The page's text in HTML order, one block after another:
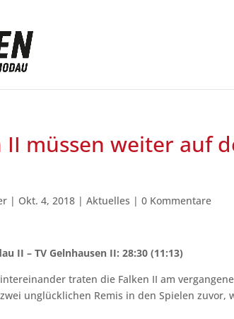
II müssen weiter auf
| Okt. 4, 2018 |Aktuelles |0 Kommentare
II – TV Gelnhausen II: 28:30 (11:13)
traten die Falken II am
unglücklichen Remis in den Spielen